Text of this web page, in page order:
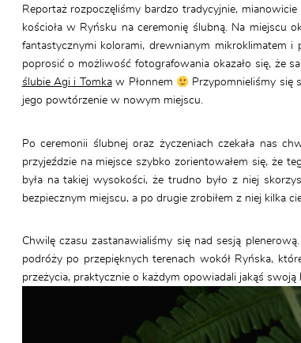
Reportaż rozpoczęliśmy bardzo tradycyjnie,
kościoła w Ryńsku na ceremonię ślubną. Na miejscu
fantastycznymi kolorami, drewnianym mikroklimatem
poprosić o możliwość fotografowania okazało się, że
ślubie Agi i Tomkaw Płonnem
Przypomnieliśmy się
jego powtórzenie w nowym miejscu.
Po ceremonii ślubnej oraz życzeniach czekała nas
przyjeździe na miejsce szybko zorientowałem się, że
była na takiej wysokości, że trudno było z niej
bezpiecznym miejscu, a po drugie zrobiłem z niej kilka
Chwilę czasu zastanawialiśmy się nad sesją
podróży po przepięknych terenach wokół Ryńska,
przeżycia, praktycznie o każdym opowiadali jakąś swoją